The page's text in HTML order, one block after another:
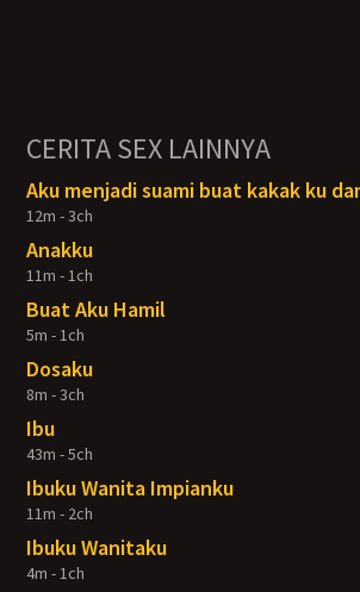
CERITA SEX LAINNYA
Aku menjadi suami buat kakak ku
12m - 3ch
Anakku
11m - 1ch
Buat Aku Hamil
5m - 1ch
Dosaku
8m - 3ch
Ibu
43m - 5ch
Ibuku Wanita Impianku
11m - 2ch
Ibuku Wanitaku
4m - 1ch